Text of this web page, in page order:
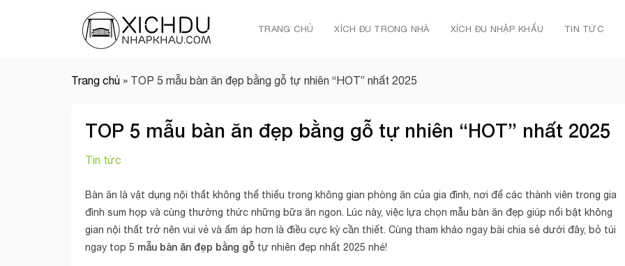
TRANG CHỦ XÍCH ĐU TRONG NHÀ XÍCH ĐU NHẬP KHẨU TIN TỨC
Trang chủ » TOP 5 mẫu bàn ăn đẹp bằng gỗ tự nhiên “HOT” nhất 2025
TOP 5 mẫu bàn ăn đẹp bằng gỗ tự nhiên “HOT” nhất 2025
Tin tức
Bàn ăn là vật dụng nội thất không thể thiếu trong không gian phòng ăn của gia đình, nơi để các thành viên trong gia
đình sum họp và cùng thường thức những bữa ăn ngon. Lúc này, việc lựa chọn mẫu bàn ăn đẹp giúp nổi bật không
gian nội thất trở nên vui vẻ và ấm áp hơn là điều cực kỳ cần thiết. Cùng tham khảo ngay bài chia sẻ dưới đây, bỏ túi
ngay top 5 mẫu bàn ăn đẹp bằng gỗ tự nhiên đẹp nhất 2025 nhé!